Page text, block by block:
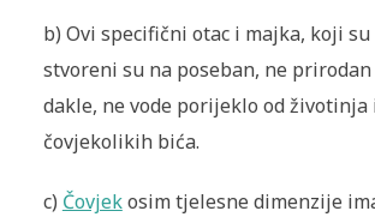
b) Ovi specifični otac i majka, koji
stvoreni su na poseban, ne
dakle, ne vode porijeklo od
čovjekolikih bića.
c) Čovjekosim tjelesne dimenzije